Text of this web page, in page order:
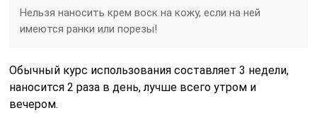
Нельзя наносить крем воск на кожу, если на ней
имеются ранки или порезы!
Обычный курс использования составляет 3 недели,
наносится 2 раза в день, лучше всего утром и
вечером.